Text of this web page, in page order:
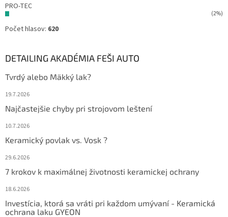
PRO-TEC
(2%)
Počet hlasov: 620
DETAILING AKADÉMIA FEŠI AUTO
Tvrdý alebo Mäkký lak?
19.7.2026
Najčastejšie chyby pri strojovom leštení
10.7.2026
Keramický povlak vs. Vosk ?
29.6.2026
7 krokov k maximálnej životnosti keramickej ochrany
18.6.2026
Investícia, ktorá sa vráti pri každom umývaní - Keramická
ochrana laku GYEON